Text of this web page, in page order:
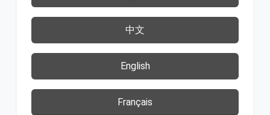
中文
English
Français